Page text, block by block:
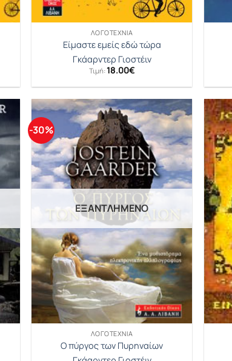
ΛΟΓΟΤΕΧΝΊΑ
Είμαστε εμείς εδώ τώρα
Γκάαρντερ Γιοστέιν
Τιμή:18.00€
-30%
ΕΞΑΝΤΛΗΜΈΝΟ
ΛΟΓΟΤΕΧΝΊΑ
Ο πύργος των Πυρηναίων